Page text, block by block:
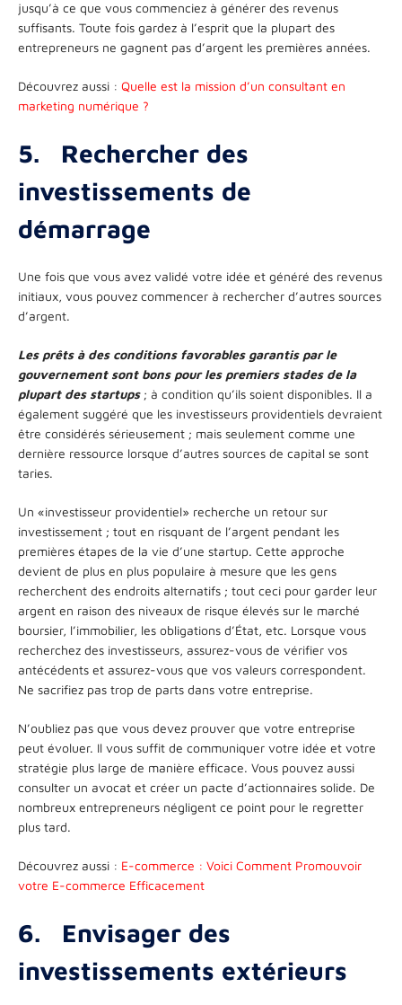
jusqu’à ce que vous commenciez à générer des revenus
suffisants. Toute fois gardez à l’esprit que la plupart des
entrepreneurs ne gagnent pas d’argent les premières années.
Découvrez aussi : Quelle est la mission d’un consultant en
marketing numérique ?
5. Rechercher des
investissements de
démarrage
Une fois que vous avez validé votre idée et généré des revenus
initiaux, vous pouvez commencer à rechercher d’autres sources
d’argent.
Les prêts à des conditions favorables garantis par le
gouvernement sont bons pour les premiers stades de la
plupart des startups; à condition qu’ils soient disponibles. Il a
également suggéré que les investisseurs providentiels devraient
être considérés sérieusement ; mais seulement comme une
dernière ressource lorsque d’autres sources de capital se sont
taries.
Un «investisseur providentiel» recherche un retour sur
investissement ; tout en risquant de l’argent pendant les
premières étapes de la vie d’une startup. Cette approche
devient de plus en plus populaire à mesure que les gens
recherchent des endroits alternatifs ; tout ceci pour garder leur
argent en raison des niveaux de risque élevés sur le marché
boursier, l’immobilier, les obligations d’État, etc. Lorsque vous
recherchez des investisseurs, assurez-vous de vérifier vos
antécédents et assurez-vous que vos valeurs correspondent.
Ne sacrifiez pas trop de parts dans votre entreprise.
N’oubliez pas que vous devez prouver que votre entreprise
peut évoluer. Il vous suffit de communiquer votre idée et votre
stratégie plus large de manière efficace. Vous pouvez aussi
consulter un avocat et créer un pacte d’actionnaires solide. De
nombreux entrepreneurs négligent ce point pour le regretter
plus tard.
Découvrez aussi : E-commerce : Voici Comment Promouvoir
votre E-commerce Efficacement
6. Envisager des
investissements extérieurs